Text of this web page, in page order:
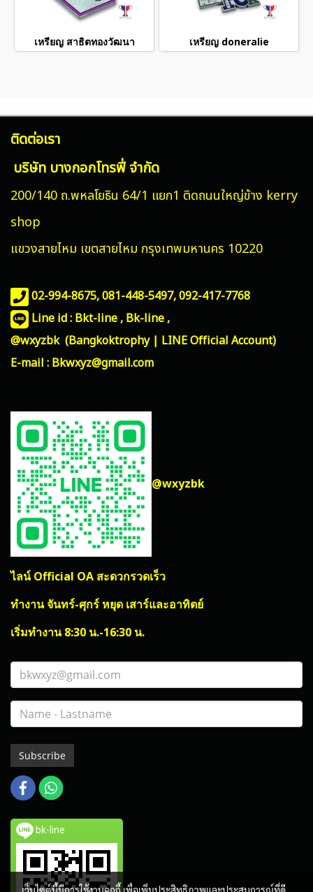
เหรียญ สาธิตทองวัฒนา เหรียญ doneralie
ติดต่อเรา
บริษัท บางกอกโทรฟี่ จำกัด
200/140 ถ.พหลโยธิน 64/1 แยก1 ติดถนนใหญ่ข้าง kerry
shop
แขวงสายไหม เขตสายไหม กรุงเทพมหานคร 10220
02-994-8675, 081-448-5497,092-417-7768
Line id : Bkt-line , Bk-line ,
@wxyzbk (Bangkoktrophy | LINE Official Account)
E-mail : Bkwxyz@gmail.com
@wxyzbk
ไลน์ Official OA สะดวกรวดเร็ว
ทำงาน จันทร์-ศุกร์ หยุด เสาร์และอาทิตย์
เริ่มทำงาน 8:30 น.-16:30 น.
Subscribe
bk-line